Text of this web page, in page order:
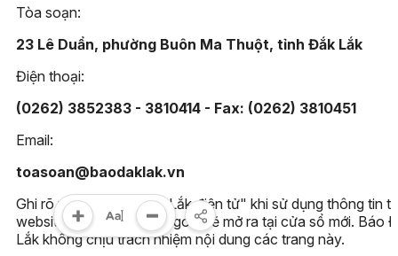
Tòa soạn:
23 Lê Duẩn, phường Buôn Ma Thuột, tỉnh Đắk Lắk
Điện thoại:
(0262) 3852383 - 3810414 - Fax: (0262) 3810451
Email:
toasoan@baodaklak.vn
Ghi rõ nguồn "Báo Đắk Lắk điện tử" khi sử dụng thông tin
website này. Các trang ngoài sẽ mở ra tại cửa sổ mới. Báo
Lắk không chịu trách nhiệm nội dung các trang này.